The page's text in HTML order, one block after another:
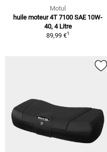
Motul
huile moteur 4T 7100 SAE 10W-
40, 4 Litre
89,99 €1